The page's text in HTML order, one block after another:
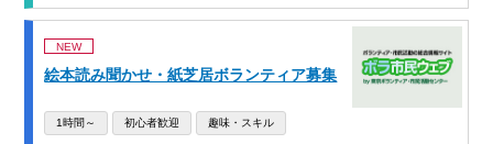
NEW
絵本読み聞かせ・紙芝居ボランティア募集
1時間～ 初心者歓迎 趣味・スキル